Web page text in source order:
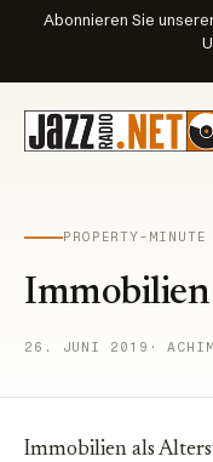
Abonnieren Sie
PROPERTY-MINUTE
26. JUNI 2019 ·
Immobilien als